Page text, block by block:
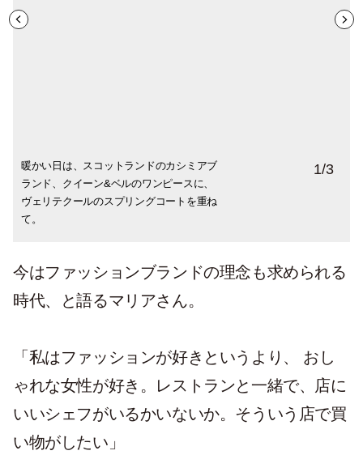
暖かい日は、スコットランドのカシミアブ
ランド、クイーン&ベルのワンピースに、
ヴェリテクールのスプリングコートを重ね
て。
トナカイの革を植物のタンニンでなめし、
ピューターの糸で刺繍するサーミ族に伝わ
る手法を再現したマリア・ルドマンのバッ
グ。
20年ぐらい愛用しているスウェーデンの作
業服。 スカートはインドのテーラーにいろ
いろな生地で同じ型をたくさん作ってもら
った。
1/3
今はファッションブランドの理念も求められる
時代、と語るマリアさん。
「私はファッションが好きというより、 おし
ゃれな女性が好き。レストランと一緒で、店に
いいシェフがいるかいないか。そういう店で買
い物がしたい」